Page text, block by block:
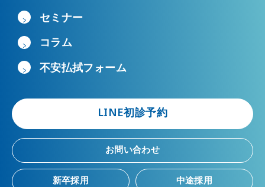
セミナー
コラム
不安払拭フォーム
LINE初診予約
お問い合わせ
新卒採用 中途採用